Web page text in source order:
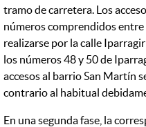
tramo de carretera. Los
números comprendidos entre
realizarse por la calle
los números 48 y 50 de
accesos al barrio San Martín
contrario al habitual
En una segunda fase, la